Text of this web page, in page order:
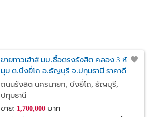
ขายทาวเฮ้าส์ มบ.ซื้อตรงรังสิต คลอง 3 ห้อง
มุม ต.บึงยี่โถ อ.ธัญบุรี จ.ปทุมธานี ราคาดี
ถนนรังสิต นครนายก, บึงยี่โถ, ธัญบุรี,
ปทุมธานี
ขาย: 1,700,000บาท